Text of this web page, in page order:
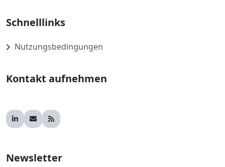
Schnelllinks
Nutzungsbedingungen
Kontakt aufnehmen
Newsletter